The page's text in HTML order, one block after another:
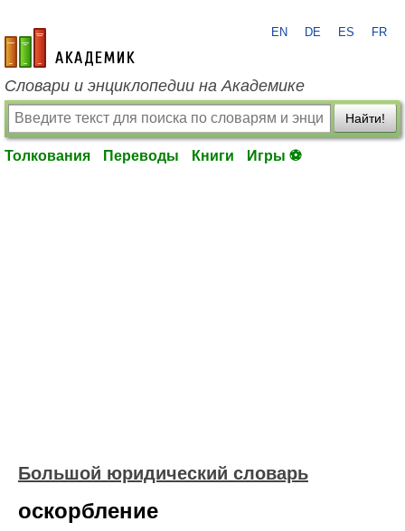
academic.ru
EN DE ES FR
Словари и энциклопедии на Академике
Найти!
Толкования Переводы Книги Игры ⚽
Большой юридический словарь
оскорбление